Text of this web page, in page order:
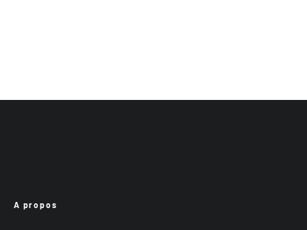
A propos